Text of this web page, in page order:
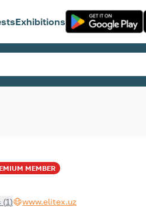
Exhibitions
MEMBER
(1) www.elitex.uz